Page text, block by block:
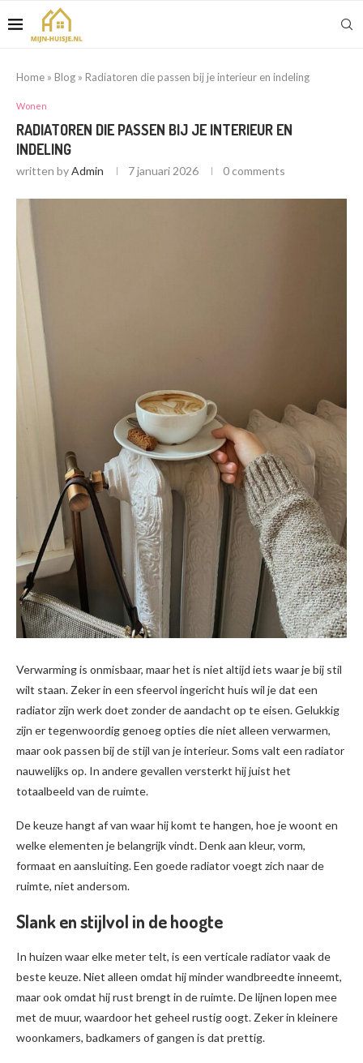
Home » Blog » Radiatoren die passen bij je interieur en indeling
Wonen
RADIATOREN DIE PASSEN BIJ JE INTERIEUR EN
INDELING
written byAdmin 7 januari 2026 0 comments
Verwarming is onmisbaar, maar het is niet altijd iets waar je bij stil
wilt staan. Zeker in een sfeervol ingericht huis wil je dat een
radiator zijn werk doet zonder de aandacht op te eisen. Gelukkig
zijn er tegenwoordig genoeg opties die niet alleen verwarmen,
maar ook passen bij de stijl van je interieur. Soms valt een radiator
nauwelijks op. In andere gevallen versterkt hij juist het
totaalbeeld van de ruimte.
De keuze hangt af van waar hij komt te hangen, hoe je woont en
welke elementen je belangrijk vindt. Denk aan kleur, vorm,
formaat en aansluiting. Een goede radiator voegt zich naar de
ruimte, niet andersom.
Slank en stijlvol in de hoogte
In huizen waar elke meter telt, is een verticale radiator vaak de
beste keuze. Niet alleen omdat hij minder wandbreedte inneemt,
maar ook omdat hij rust brengt in de ruimte. De lijnen lopen mee
met de muur, waardoor het geheel rustig oogt. Zeker in kleinere
woonkamers, badkamers of gangen is dat prettig.